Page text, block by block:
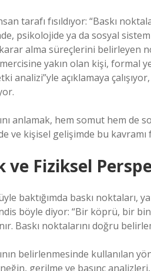
tarafı fısıldıyor: “Baskı
psikolojide ya da sosyal
alma süreçlerini belirleyen
yakın olan kişi, formal
analizi”yle açıklamaya
anlamak, hem somut hem de
ve kişisel gelişimde bu
ve Fiziksel
baktığımda baskı noktaları,
böyle diyor: “Bir köprü, bir
Baskı noktalarını doğru
belirlenmesinde kullanılan
gerilme ve basınç